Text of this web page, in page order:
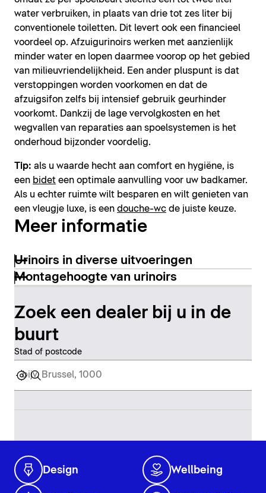
water verbruiken, in plaats van drie tot zes liter bij
conventionele toiletten. Dit levert ook een financieel
voordeel op. Afzuigurinoirs werken met aanzienlijk
minder water en lopen daarmee voorop op het gebied
van milieuvriendelijkheid. Een ander pluspunt is dat
verstoppingen worden voorkomen en dat de
afzuigsifon zelfs bij intensief gebruik geurhinder
voorkomt. Dankzij de lage vervolgkosten en het
wegvallen van reparaties aan spoelsystemen is het
onderhoud bijzonder voordelig.
Tip: als u waarde hecht aan comfort en hygiëne, is
een bidet een optimale aanvulling voor uw badkamer.
Als u echter ruimte wilt besparen en wilt genieten van
een vleugje luxe, is een douche-wc de juiste keuze.
Meer informatie
Urinoirs in diverse uitvoeringen
Montagehoogte van urinoirs
Zoek een dealer bij u in de
buurt
Stad of postcode
Design Wellbeing